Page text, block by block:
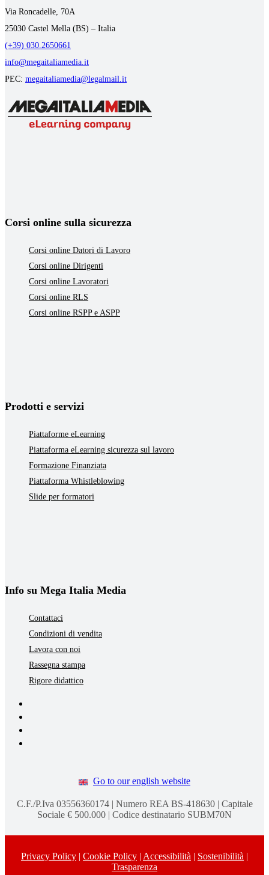
Via Roncadelle, 70A
25030 Castel Mella (BS) – Italia
(+39) 030.2650661
info@megaitaliamedia.it
PEC: megaitaliamedia@legalmail.it
Corsi online sulla sicurezza
Corsi online Datori di Lavoro
Corsi online Dirigenti
Corsi online Lavoratori
Corsi online RLS
Corsi online RSPP e ASPP
Prodotti e servizi
Piattaforme eLearning
Piattaforma eLearning sicurezza sul lavoro
Formazione Finanziata
Piattaforma Whistleblowing
Slide per formatori
Info su Mega Italia Media
Contattaci
Condizioni di vendita
Lavora con noi
Rassegna stampa
Rigore didattico
Go to our english website
C.F./P.Iva 03556360174 | Numero REA BS-418630 | Capitale
Sociale € 500.000 | Codice destinatario SUBM70N
Privacy Policy | Cookie Policy | Accessibilità | Sostenibilità |
Trasparenza